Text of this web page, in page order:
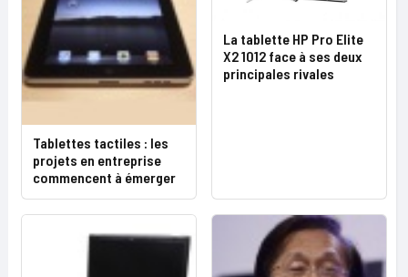
Tablettes tactiles : les
projets en entreprise
commencent à émerger
La tablette HP Pro Elite
X2 1012 face à ses deux
principales rivales